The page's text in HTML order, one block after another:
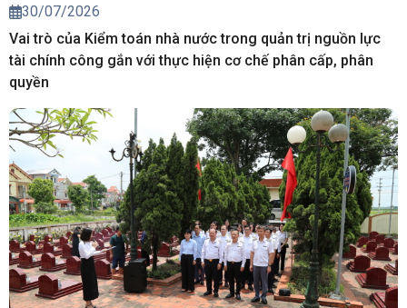
30/07/2026
Vai trò của Kiểm toán nhà nước trong quản trị nguồn lực
tài chính công gắn với thực hiện cơ chế phân cấp, phân
quyền